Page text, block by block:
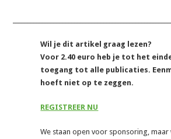
Wil je dit artikel graag lezen?
Voor 2.40 euro heb je tot het
toegang tot alle publicaties.
hoeft niet op te zeggen.
REGISTREER NU
We staan open voor sponsoring, maar